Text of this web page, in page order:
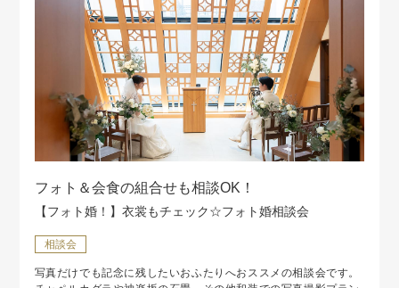
フォト＆会食の組合せも相談OK！
【フォト婚！】衣裳もチェック☆フォト婚相談会
相談会
写真だけでも記念に残したいおふたりへおススメの相談会です。